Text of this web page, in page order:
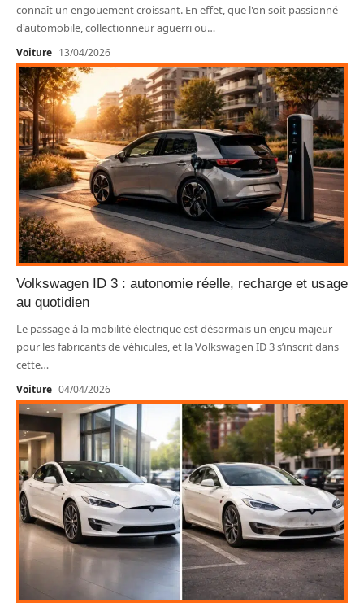
connaît un engouement croissant. En effet, que l'on soit passionné
d'automobile, collectionneur aguerri ou…
Voiture 13/04/2026
Volkswagen ID 3 : autonomie réelle, recharge et usage
au quotidien
Le passage à la mobilité électrique est désormais un enjeu majeur
pour les fabricants de véhicules, et la Volkswagen ID 3 s’inscrit dans
cette…
Voiture 04/04/2026